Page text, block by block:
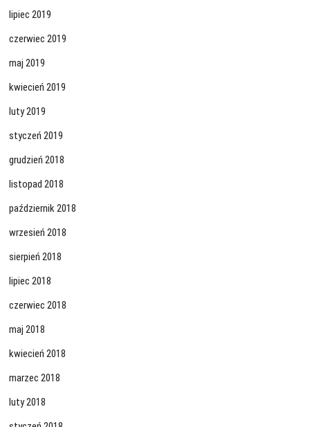
lipiec 2019
czerwiec 2019
maj 2019
kwiecień 2019
luty 2019
styczeń 2019
grudzień 2018
listopad 2018
październik 2018
wrzesień 2018
sierpień 2018
lipiec 2018
czerwiec 2018
maj 2018
kwiecień 2018
marzec 2018
luty 2018